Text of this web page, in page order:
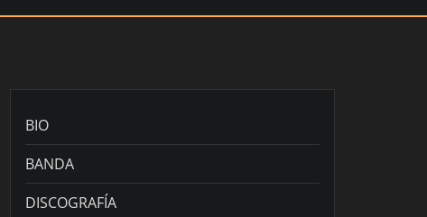
BIO
BANDA
DISCOGRAFÍA